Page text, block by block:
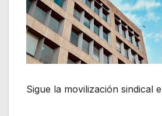
Sigue la movilización sindical